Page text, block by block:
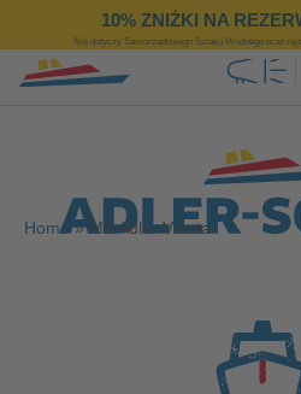
https://www.adler-schiffe.pl/
10% ZNIŻKI NA
Nie dotyczy Samorządowego Szlaku Wodnego oraz
Home »MS Adler Vineta